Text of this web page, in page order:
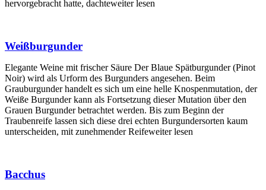
hervorgebracht hatte, dachteweiter lesen
Weißburgunder
Elegante Weine mit frischer Säure Der Blaue Spätburgunder (Pinot
Noir) wird als Urform des Burgunders angesehen. Beim
Grauburgunder handelt es sich um eine helle Knospenmutation, der
Weiße Burgunder kann als Fortsetzung dieser Mutation über den
Grauen Burgunder betrachtet werden. Bis zum Beginn der
Traubenreife lassen sich diese drei echten Burgundersorten kaum
unterscheiden, mit zunehmender Reifeweiter lesen
Bacchus